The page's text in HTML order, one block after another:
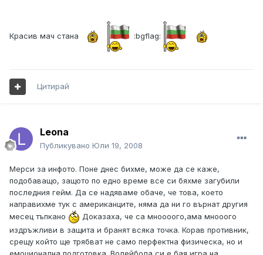
Красив мач стана :bgflag:
Цитирай
Leona
Публикувано Юли 19, 2008
Мерси за инфото. Поне днес бихме, може да се каже,
подобаващо, защото по едно време все си бяхме загубили
последния гейм. Да се надяваме обаче, че това, което
направихме тук с американците, няма да ни го върнат другия
месец тъпкано
Доказаха, че са мноооого,ама мнооого
издръжливи в защита и бранят всяка точка. Корав противник,
срещу който ще трябват не само перфектна физическа, но и